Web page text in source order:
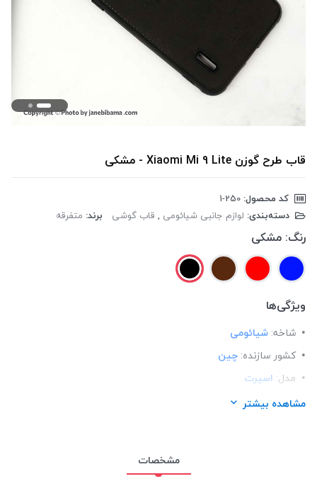
قاب طرح گوزن Xiaomi Mi 9 Lite - مشکی
کد محصول:
دسته‌بندی: لوازم جانبی شیائومی , قاب گوشی برند: متفرقه
رنگ: مشکی
ویژگی‌ها
شاخه: شیائومی
کشور سازنده: چین
مدل: اسپرت
مناسب برای گوشی:
مشاهده بیشتر
مشخصات